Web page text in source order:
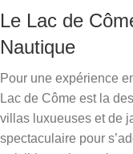
Le Lac de
Nautique
Pour une expérience
Lac de Côme est la
villas luxueuses et de
spectaculaire pour